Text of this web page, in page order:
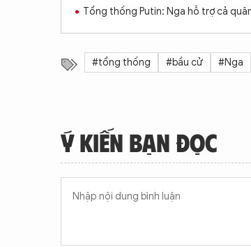
Tổng thống Putin: Nga hỗ trợ cả
#tổng thống #bầu cử #Nga
Ý KIẾN BẠN ĐỌC